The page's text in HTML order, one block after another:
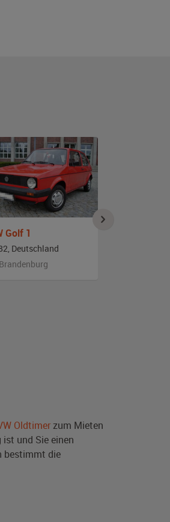
Golf 1
Deutschland
Brandenburg
Oldtimer zum Mieten
und Sie einen
bestimmt die